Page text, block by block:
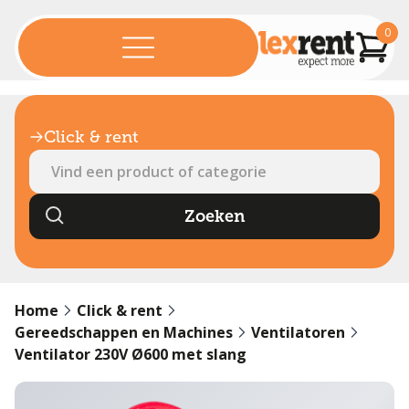
0
Click & rent
Home
Click & rent
Gereedschappen en Machines
Ventilatoren
Ventilator 230V Ø600 met slang